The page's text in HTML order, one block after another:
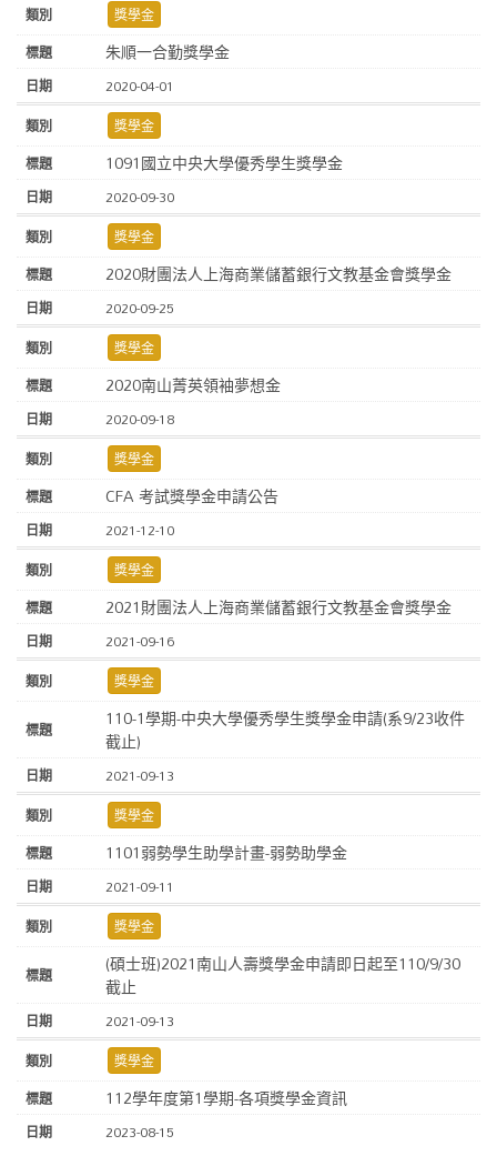
獎學金
朱順一合勤獎學金
2020-04-01
獎學金
1091國立中央大學優秀學生獎學金
2020-09-30
獎學金
2020財團法人上海商業儲蓄銀行文教基金會獎學金
2020-09-25
獎學金
2020南山菁英領袖夢想金
2020-09-18
獎學金
CFA 考試獎學金申請公告
2021-12-10
獎學金
2021財團法人上海商業儲蓄銀行文教基金會獎學金
2021-09-16
獎學金
110-1學期-中央大學優秀學生獎學金申請(系9/23收件
截止)
2021-09-13
獎學金
1101弱勢學生助學計畫-弱勢助學金
2021-09-11
獎學金
(碩士班)2021南山人壽獎學金申請即日起至110/9/30
截止
2021-09-13
獎學金
112學年度第1學期-各項獎學金資訊
2023-08-15